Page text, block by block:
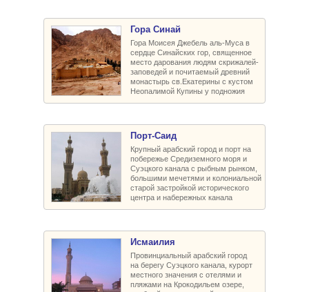
Гора Синай
Гора Моисея Джебель аль-Муса в
сердце Синайских гор, священное
место дарования людям скрижалей-
заповедей и почитаемый древний
монастырь св.Екатерины с кустом
Неопалимой Купины у подножия
Порт-Саид
Крупный арабский город и порт на
побережье Средиземного моря и
Суэцкого канала с рыбным рынком,
большими мечетями и колониальной
старой застройкой исторического
центра и набережных канала
Исмаилия
Провинциальный арабский город
на берегу Суэцкого канала, курорт
местного значения с отелями и
пляжами на Крокодильем озере,